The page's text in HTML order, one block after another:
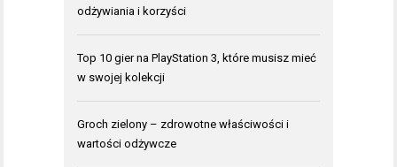
odżywiania i korzyści
Top 10 gier na PlayStation 3, które musisz mieć
w swojej kolekcji
Groch zielony – zdrowotne właściwości i
wartości odżywcze